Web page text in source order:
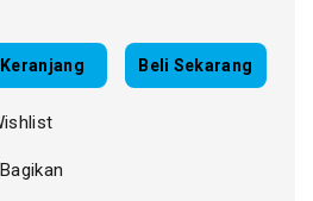
Beli Sekarang
Bagikan